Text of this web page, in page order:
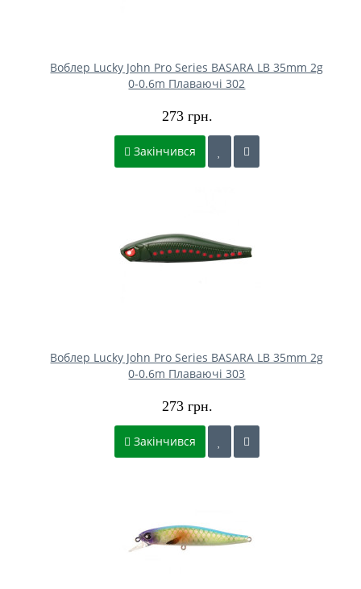
Воблер Lucky John Pro Series BASARA LB 35mm 2g
0-0.6m Плаваючі 302
273 грн.
Закінчився
Воблер Lucky John Pro Series BASARA LB 35mm 2g
0-0.6m Плаваючі 303
273 грн.
Закінчився